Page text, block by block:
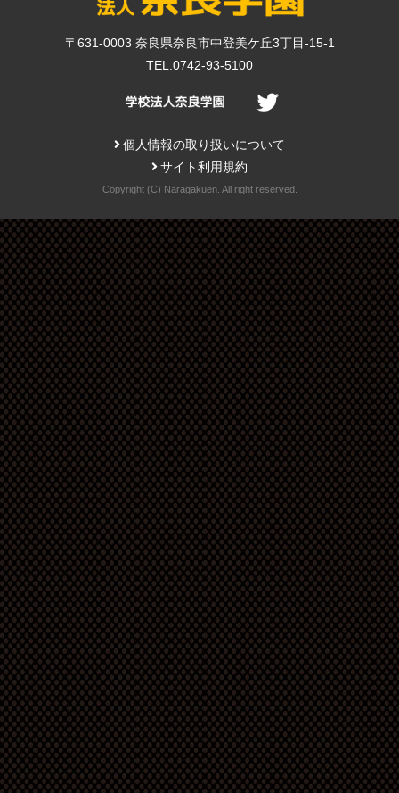
〒631-0003 奈良県奈良市中登美ケ丘3丁目-15-1
TEL.0742-93-5100
個人情報の取り扱いについて
サイト利用規約
Copyright (C) Naragakuen. All right reserved.